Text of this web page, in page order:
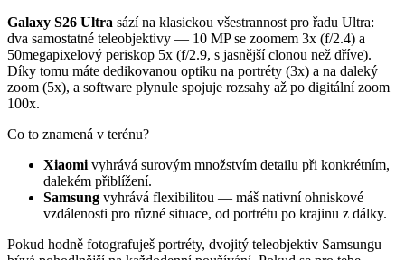
Galaxy S26 Ultra sází na klasickou všestrannost pro řadu Ultra:
dva samostatné teleobjektivy — 10 MP se zoomem 3x (f/2.4) a
50megapixelový periskop 5x (f/2.9, s jasnější clonou než dříve).
Díky tomu máte dedikovanou optiku na portréty (3x) a na daleký
zoom (5x), a software plynule spojuje rozsahy až po digitální zoom
100x.
Co to znamená v terénu?
Xiaomi vyhrává surovým množstvím detailu při konkrétním,
dalekém přiblížení.
Samsung vyhrává flexibilitou — máš nativní ohniskové
vzdálenosti pro různé situace, od portrétu po krajinu z dálky.
Pokud hodně fotografuješ portréty, dvojitý teleobjektiv Samsungu